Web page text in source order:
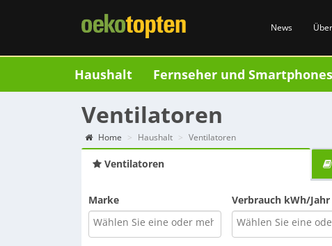
News
Haushalt Fernseher und Smartphones
Ventilatoren
Home Haushalt Ventilatoren
Ventilatoren
Marke Verbrauch kWh/Jahr